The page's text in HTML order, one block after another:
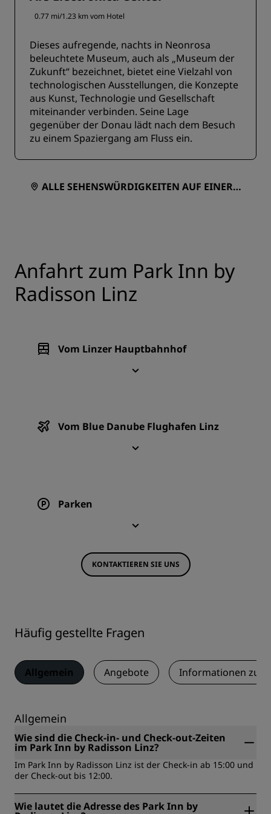
0.77 mi/1.23 km vom Hotel
Dieses aufregende, nachts in Neonrosa
beleuchtete Museum, auch als „Museum der
Zukunft“ bezeichnet, bietet eine Vielzahl von
technologischen Ausstellungen, die Konzepte
aus Kunst, Technologie und Gesellschaft
miteinander verbinden. Seine Lage
gegenüber der Donau lädt nach dem Besuch
zu einem Spaziergang am Fluss ein.
ALLE SEHENSWÜRDIGKEITEN AUF EINER K
Anfahrt zum Park Inn by
Radisson Linz
Vom Linzer Hauptbahnhof
Vom Blue Danube Flughafen Linz
Parken
KONTAKTIEREN SIE UNS
Häufig gestellte Fragen
Allgemein Angebote Informationen zum
Allgemein
Wie sind die Check-in- und Check-out-Zeiten
im Park Inn by Radisson Linz?
Im Park Inn by Radisson Linz ist der Check-in ab 15:00 und
der Check-out bis 12:00.
Wie lautet die Adresse des Park Inn by